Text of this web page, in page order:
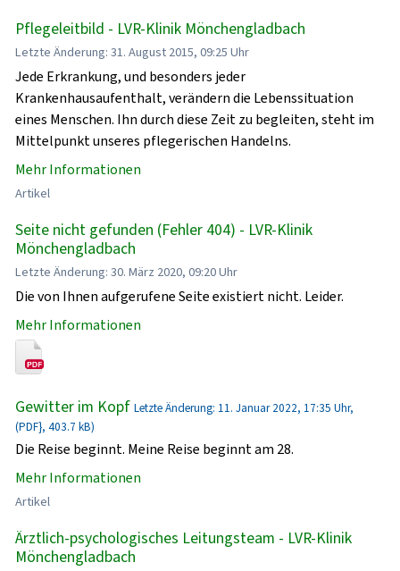
Pflegeleitbild - LVR-Klinik Mönchengladbach
Letzte Änderung: 31. August 2015, 09:25 Uhr
Jede Erkrankung, und besonders jeder
Krankenhausaufenthalt, verändern die Lebenssituation
eines Menschen. Ihn durch diese Zeit zu begleiten, steht im
Mittelpunkt unseres pflegerischen Handelns.
Mehr Informationen
Artikel
Seite nicht gefunden (Fehler 404) - LVR-Klinik
Mönchengladbach
Letzte Änderung: 30. März 2020, 09:20 Uhr
Die von Ihnen aufgerufene Seite existiert nicht. Leider.
Mehr Informationen
Gewitter im Kopf Letzte Änderung: 11. Januar 2022, 17:35 Uhr,
(PDF}, 403.7 kB)
Die Reise beginnt. Meine Reise beginnt am 28.
Mehr Informationen
Artikel
Ärztlich-psychologisches Leitungsteam - LVR-Klinik
Mönchengladbach